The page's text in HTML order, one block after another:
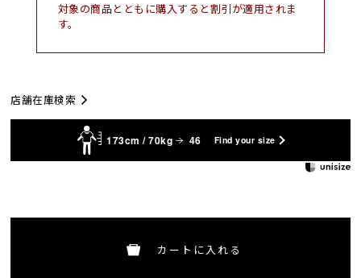
対象の商品とともに購入すると割引が適用されま
す。
店舗在庫検索
173cm / 70kg 46 Find your size
カートに入れる